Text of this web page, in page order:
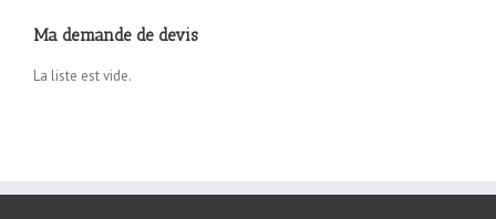
Ma demande de devis
La liste est vide.